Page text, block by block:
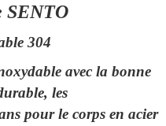
SENTO
304
avec la bonne
les
pour le corps en acier